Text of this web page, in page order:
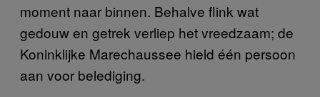
moment naar binnen. Behalve flink wat
gedouw en getrek verliep het vreedzaam; de
Koninklijke Marechaussee hield één persoon
aan voor belediging.